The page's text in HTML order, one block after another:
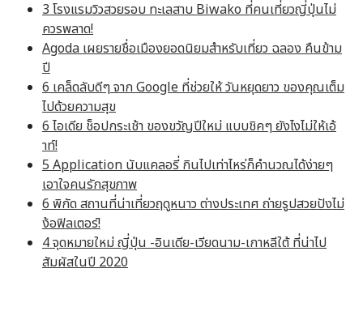
3 โรงแรมวิวสวยรอบ ทะเลสาบ Biwako ที่คนเที่ยวญี่ปุ่นไม่
ควรพลาด!
Agoda เผยรายชื่อเมืองยอดนิยมสำหรับเที่ยว ฉลอง คืนข้าม
ปี
6 เคล็ดลับดีๆ จาก Google ที่ช่วยให้ วันหยุดยาว ของคุณเต็ม
ไปด้วยความสุข
6 ไอเดีย ช็อปกระเช้า ของขวัญปีใหม่ แบบชิคๆ ยังไงไม่ให้เอ้
าท์!
5 Application นับแคลอรี่ กินไปเท่าไหร่ก็คำนวณได้ง่ายๆ
เอาใจคนรักสุขภาพ
6 พิกัด สถานที่น่าเที่ยวฤดูหนาว ต่างประเทศ ถ่ายรูปสวยปังไม่
ง้อฟิลเตอร์!
4 จุดหมายใหม่ ญี่ปุ่น -อินเดีย-เวียดนาม-เกาหลีใต้ ที่น่าไป
สัมผัสในปี 2020